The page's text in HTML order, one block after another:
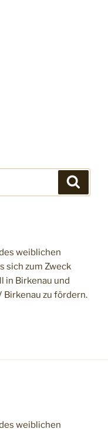
weiblichen
sich zum Zweck
in Birkenau und
Birkenau zu fördern.
weiblichen